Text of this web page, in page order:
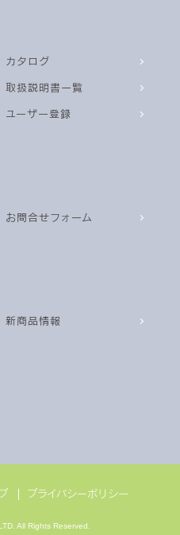
カタログ
取扱説明書一覧
ユーザー登録
お問合せフォーム
新商品情報
プライバシーポリシー
All Rights Reserved.